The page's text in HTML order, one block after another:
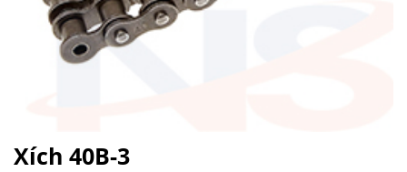
Xích 40B-3